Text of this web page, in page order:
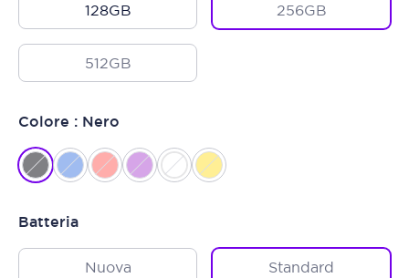
128GB 256GB
512GB
Colore : Nero
Batteria
Nuova Standard